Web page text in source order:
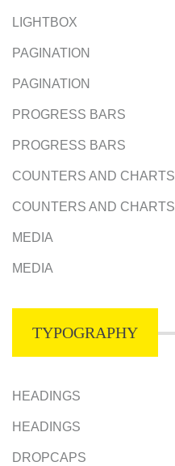
LIGHTBOX
PAGINATION
PAGINATION
PROGRESS BARS
PROGRESS BARS
COUNTERS AND CHARTS
COUNTERS AND CHARTS
MEDIA
MEDIA
TYPOGRAPHY
HEADINGS
HEADINGS
DROPCAPS